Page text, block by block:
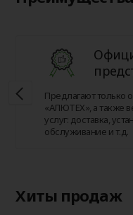
Предлагают только
«АЛЮТЕХ», а также
услуг: доставка,
обслуживание и т.д.
Хиты продаж